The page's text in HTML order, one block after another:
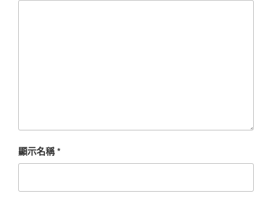
顯示名稱*